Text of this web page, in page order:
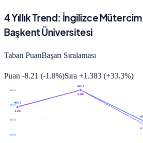
4Yıllık Trend: İngilizce Mütercim
Başkent Üniversitesi
Taban PuanBaşarı Sıralaması
Puan -8.21 (-1.8%)Sıra +1.383 (+33.3%)
467.3
464.5
461.6
458.8
464.1
467.3
4.2K
3.6K